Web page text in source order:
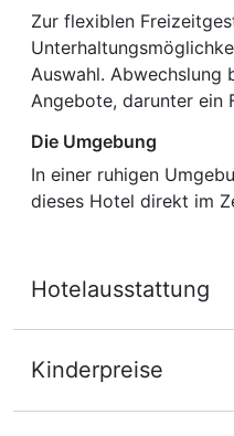
Zur flexiblen
Auswahl. Abwechslung
Angebote, darunter ein
Die Umgebung
In einer ruhigen
dieses Hotel direkt im
Hotelausstattung
Kinderpreise